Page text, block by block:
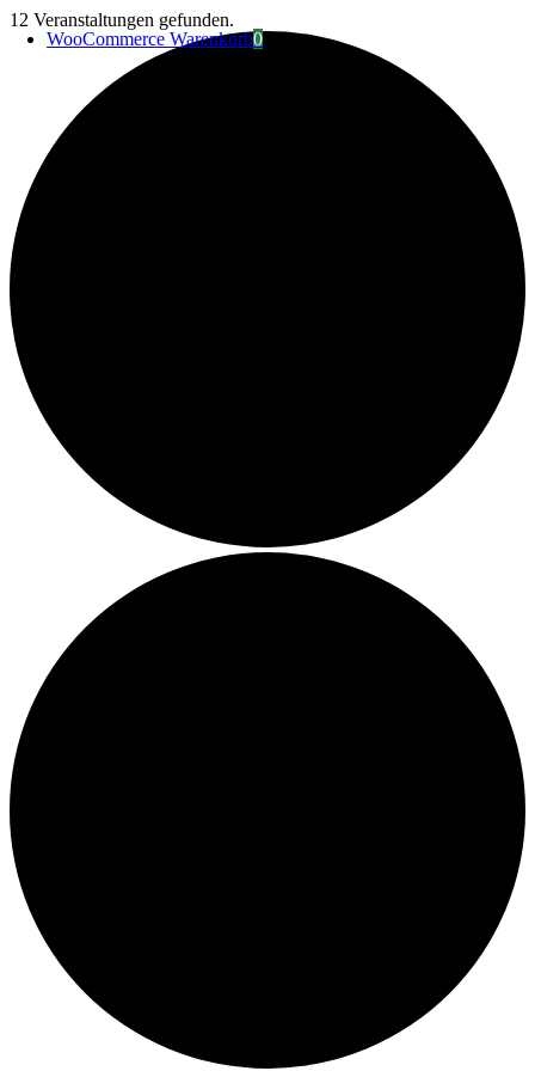
Zum
InhaltWooCommerce Warenkorb0
12 Veranstaltungen gefunden.